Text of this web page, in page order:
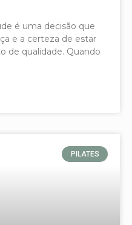
é uma decisão que
e a certeza de estar
de qualidade. Quando
PILATES